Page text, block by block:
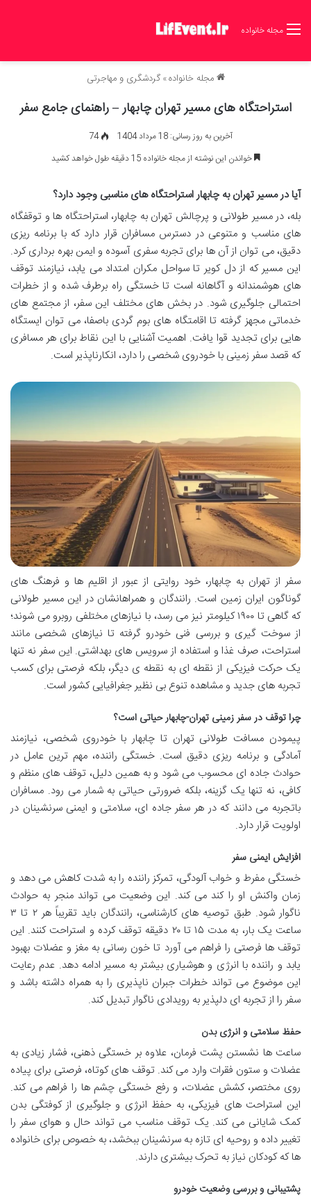
مجله خانواده
مجله خانواده» گردشگری و مهاجرتی
استراحتگاه های مسیر تهران چابهار – راهنمای جامع سفر
آخرین به روز رسانی: 18 مرداد 1404
74
خواندن این نوشته از مجله خانواده 15 دقیقه طول خواهد کشید
آیا در مسیر تهران به چابهار استراحتگاه های مناسبی وجود دارد؟
بله، در مسیر طولانی و پرچالش تهران به چابهار، استراحتگاه ها و توقفگاه
های مناسب و متنوعی در دسترس مسافران قرار دارد که با برنامه ریزی
دقیق، می توان از آن ها برای تجربه سفری آسوده و ایمن بهره برداری کرد.
این مسیر که از دل کویر تا سواحل مکران امتداد می یابد، نیازمند توقف
های هوشمندانه و آگاهانه است تا خستگی راه برطرف شده و از خطرات
احتمالی جلوگیری شود. در بخش های مختلف این سفر، از مجتمع های
خدماتی مجهز گرفته تا اقامتگاه های بوم گردی باصفا، می توان ایستگاه
هایی برای تجدید قوا یافت. اهمیت آشنایی با این نقاط برای هر مسافری
که قصد سفر زمینی با خودروی شخصی را دارد، انکارناپذیر است.
سفر از تهران به چابهار، خود روایتی از عبور از اقلیم ها و فرهنگ های
گوناگون ایران زمین است. رانندگان و همراهانشان در این مسیر طولانی
که گاهی تا ۱۹۰۰ کیلومتر نیز می رسد، با نیازهای مختلفی روبرو می شوند؛
از سوخت گیری و بررسی فنی خودرو گرفته تا نیازهای شخصی مانند
استراحت، صرف غذا و استفاده از سرویس های بهداشتی. این سفر نه تنها
یک حرکت فیزیکی از نقطه ای به نقطه ی دیگر، بلکه فرصتی برای کسب
تجربه های جدید و مشاهده تنوع بی نظیر جغرافیایی کشور است.
چرا توقف در سفر زمینی تهران-چابهار حیاتی است؟
پیمودن مسافت طولانی تهران تا چابهار با خودروی شخصی، نیازمند
آمادگی و برنامه ریزی دقیق است. خستگی راننده، مهم ترین عامل در
حوادث جاده ای محسوب می شود و به همین دلیل، توقف های منظم و
کافی، نه تنها یک گزینه، بلکه ضرورتی حیاتی به شمار می رود. مسافران
باتجربه می دانند که در هر سفر جاده ای، سلامتی و ایمنی سرنشینان در
اولویت قرار دارد.
افزایش ایمنی سفر
خستگی مفرط و خواب آلودگی، تمرکز راننده را به شدت کاهش می دهد و
زمان واکنش او را کند می کند. این وضعیت می تواند منجر به حوادث
ناگوار شود. طبق توصیه های کارشناسی، رانندگان باید تقریباً هر ۲ تا ۳
ساعت یک بار، به مدت ۱۵ تا ۲۰ دقیقه توقف کرده و استراحت کنند. این
توقف ها فرصتی را فراهم می آورد تا خون رسانی به مغز و عضلات بهبود
یابد و راننده با انرژی و هوشیاری بیشتر به مسیر ادامه دهد. عدم رعایت
این موضوع می تواند خطرات جبران ناپذیری را به همراه داشته باشد و
سفر را از تجربه ای دلپذیر به رویدادی ناگوار تبدیل کند.
حفظ سلامتی و انرژی بدن
ساعت ها نشستن پشت فرمان، علاوه بر خستگی ذهنی، فشار زیادی به
عضلات و ستون فقرات وارد می کند. توقف های کوتاه، فرصتی برای پیاده
روی مختصر، کشش عضلات، و رفع خستگی چشم ها را فراهم می کند.
این استراحت های فیزیکی، به حفظ انرژی و جلوگیری از کوفتگی بدن
کمک شایانی می کند. یک توقف مناسب می تواند حال و هوای سفر را
تغییر داده و روحیه ای تازه به سرنشینان ببخشد، به خصوص برای خانواده
ها که کودکان نیاز به تحرک بیشتری دارند.
پشتیبانی و بررسی وضعیت خودرو